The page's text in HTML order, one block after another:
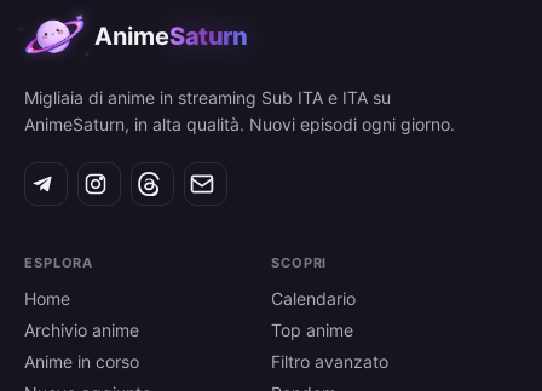
AnimeSaturn
Migliaia di anime in streaming Sub ITA e ITA su
AnimeSaturn, in alta qualità. Nuovi episodi ogni giorno.
ESPLORA
Home
Archivio anime
Anime in corso
SCOPRI
Calendario
Top anime
Filtro avanzato